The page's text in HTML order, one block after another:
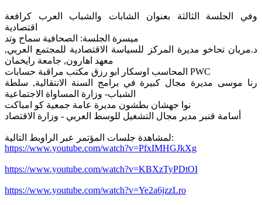
وفي الجلسة الثالثة بعنوان الشابات والشباب العرب كرافعة
اقتصادية
د.مريان تحاخو مديرة المركز للسياسة الاقتصادية للمجتمع العربي,
المحاسب اوسكار ابو رزق مكتب مراقبة حسابات PWC
رنا موسى مديرة مجال كبيرة في برامج السنة الانتقالية, سلطة
الشباب- وزارة المساواة الاجتماعية
نوا جهشان بطشون مديرة عامة جمعية كو امباكت
أسامة قنبر مدير مجال التشغيل للوسط العربي - وزارة الاقتصاد
لمشاهدة جلسات المؤتمر عبر الراوبط التالية:
https://www.youtube.com/watch?v=PfxIMHGJkXg
https://www.youtube.com/watch?v=KBXzTyPDtOI
https://www.youtube.com/watch?v=Ye2a6jzzLro